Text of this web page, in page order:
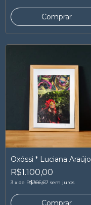
Oxóssi * Luciana Araújo
R$1.100,00
3 x de R$366,67 sem juros